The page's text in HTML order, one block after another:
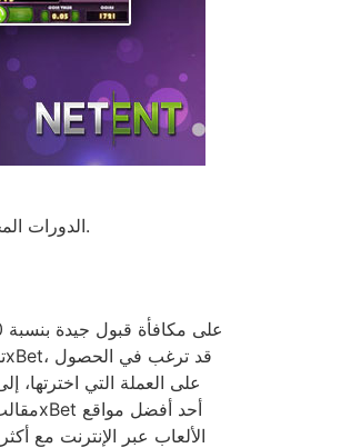
الدورات المجانية بنسبة 100 بالمائة. هذه العروض مثالية للمشاركين الذين يرغبون في أن يكونوا في الواقع مؤسسات قمار جديدة بدلاً من الشراكة الاقتصادية.
على العملة التي اخترتها،